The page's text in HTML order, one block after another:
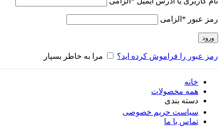
رمز عبور * الزامی
ورود
رمز عبور را فراموش کرده اید؟ مرا به خاطر بسپار
خانه
همه محصولات
دسته بندی
سیاست حریم خصوصی
تماس با ما